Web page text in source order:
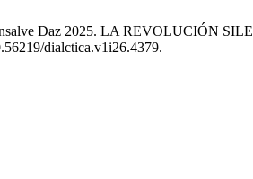
Daz 2025. LA REVOLUCIÓN
dialctica.v1i26.4379.